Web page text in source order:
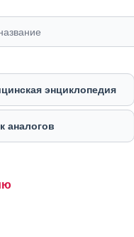
энциклопедия
аналогов